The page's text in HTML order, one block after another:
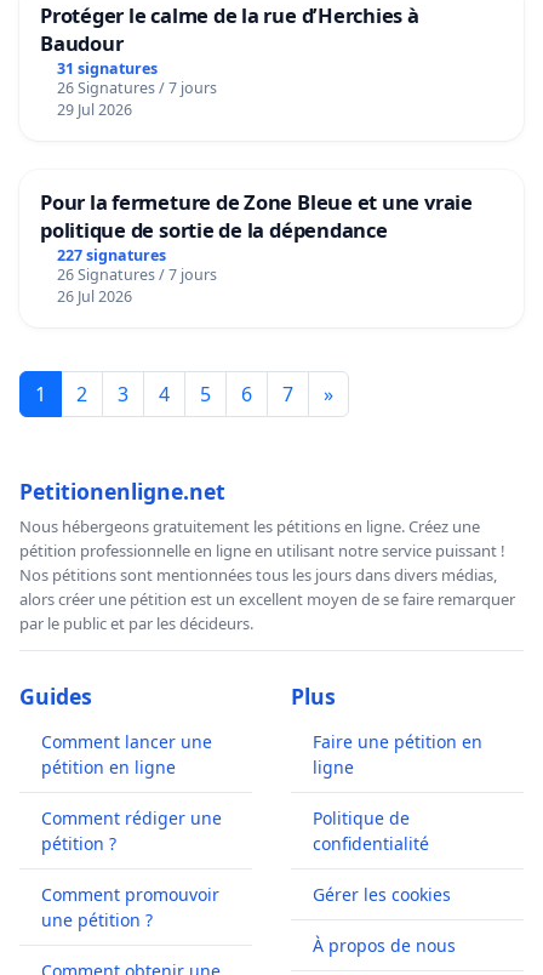
Protéger le calme de la rue d’Herchies à
Baudour
31 signatures
26 Signatures / 7 jours
29 Jul 2026
Pour la fermeture de Zone Bleue et une vraie
politique de sortie de la dépendance
227 signatures
26 Signatures / 7 jours
26 Jul 2026
1 2 3 4 5 6 7 »
Petitionenligne.net
Nous hébergeons gratuitement les pétitions en ligne. Créez une
pétition professionnelle en ligne en utilisant notre service puissant !
Nos pétitions sont mentionnées tous les jours dans divers médias,
alors créer une pétition est un excellent moyen de se faire remarquer
par le public et par les décideurs.
Guides
Comment lancer une
pétition en ligne
Comment rédiger une
pétition ?
Comment promouvoir
une pétition ?
Plus
Faire une pétition en
ligne
Politique de
confidentialité
Gérer les cookies
À propos de nous